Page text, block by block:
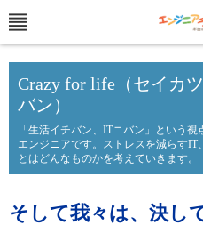
Crazy for life（セイカ
バン）
「生活イチバン、ITニバン」という
エンジニアです。ストレスを減らす
とはどんなものかを考えていきます。
そして我々は、決し